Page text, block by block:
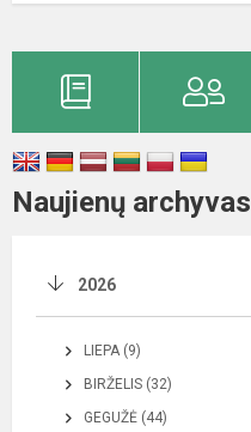
Naujienų archyvas
2026
LIEPA (9)
BIRŽELIS (32)
GEGUŽĖ (44)